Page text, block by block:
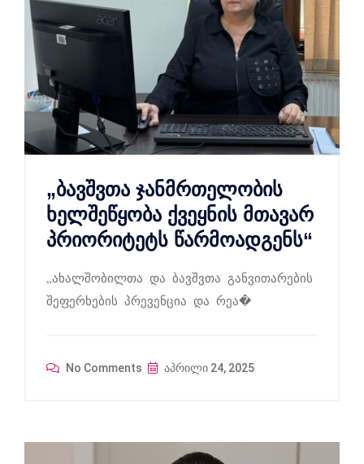
„ბავშვთა ჯანმრთელობის
ხელშეწყობა ქვეყნის მთავარ
პრიორიტეტს წარმოადგენს“
„ახალშობილთა და ბავშვთა განვითარების
შეფერხების პრევენცია და რეა�
No Comments აპრილი 24, 2025